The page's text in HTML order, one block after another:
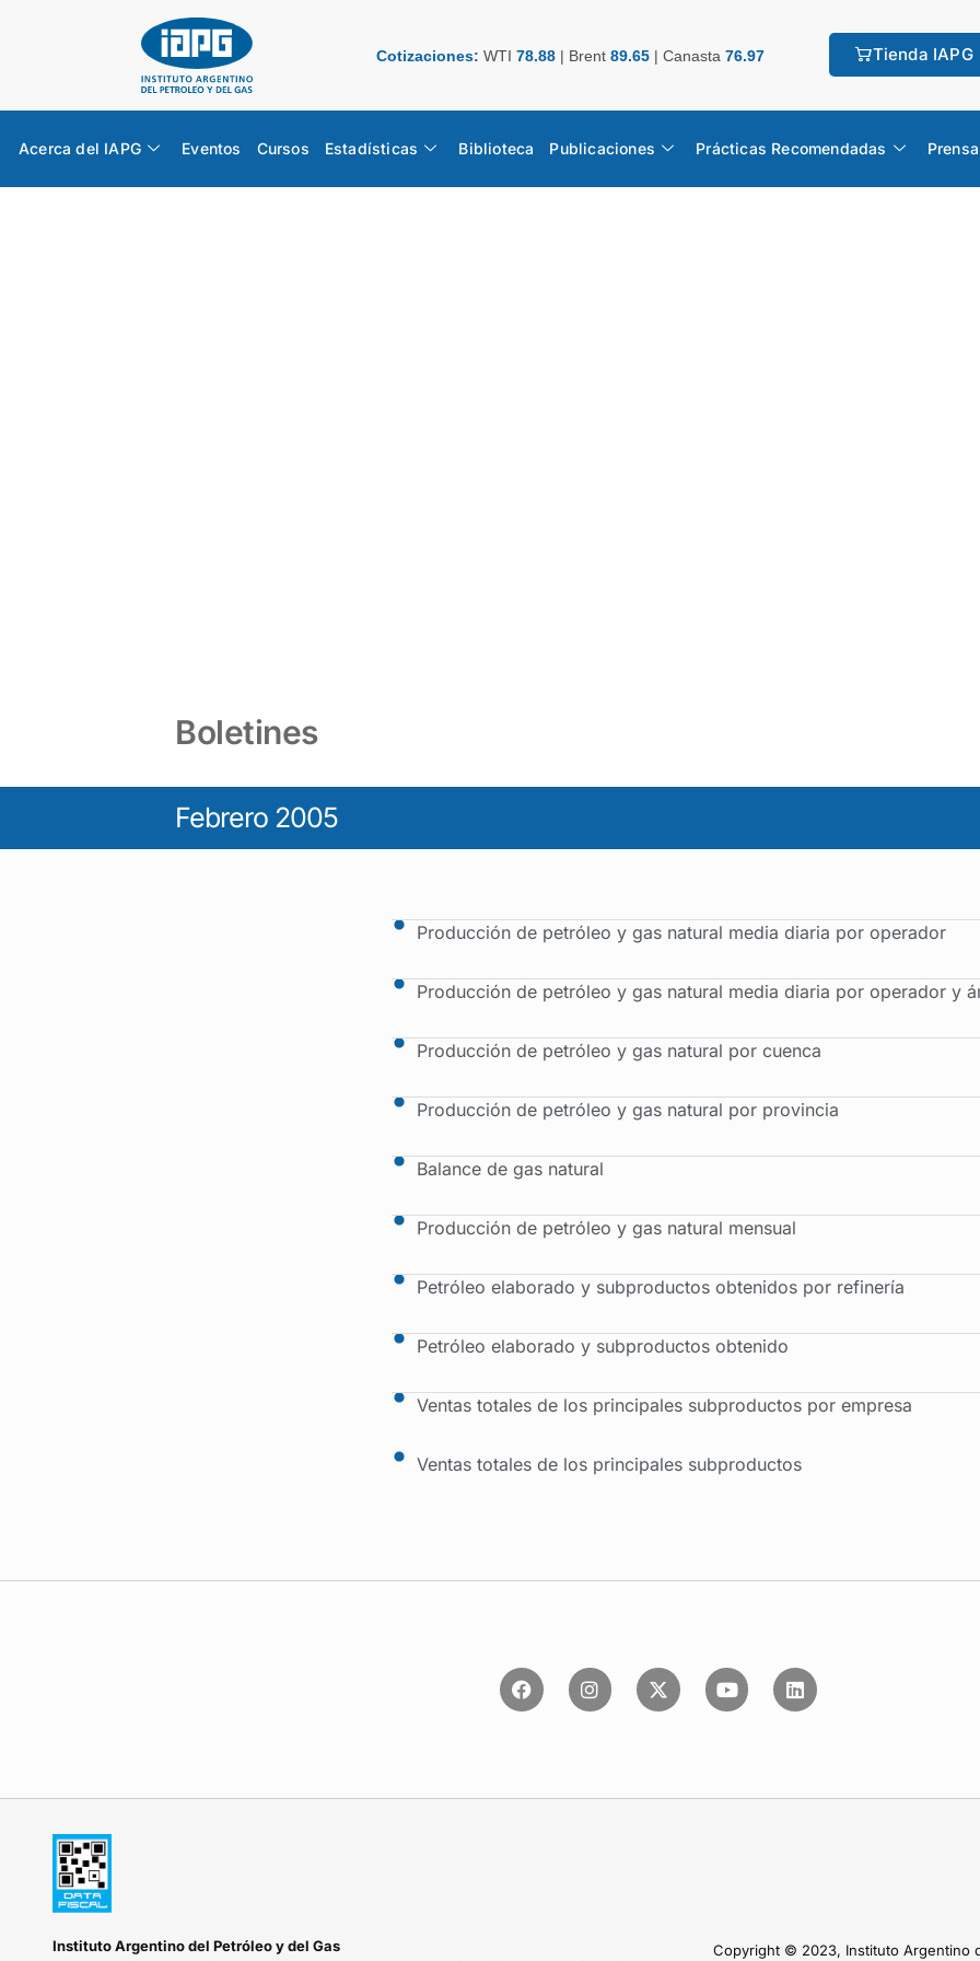
Cotizaciones: WTI 78.88 | Brent 89.65 | Canasta 76.97 Tienda IAPG
Acerca del IAPG Eventos Cursos Estadísticas Biblioteca Publicaciones Prácticas Recomendadas Prensa
Boletines
Febrero 2005
Producción de petróleo y gas natural media diaria por operador
Producción de petróleo y gas natural media diaria por operador y
Producción de petróleo y gas natural por cuenca
Producción de petróleo y gas natural por provincia
Balance de gas natural
Producción de petróleo y gas natural mensual
Petróleo elaborado y subproductos obtenidos por refinería
Petróleo elaborado y subproductos obtenido
Ventas totales de los principales subproductos por empresa
Ventas totales de los principales subproductos
Instituto Argentino del Petróleo y del Gas
Copyright © 2023, Instituto Argentino